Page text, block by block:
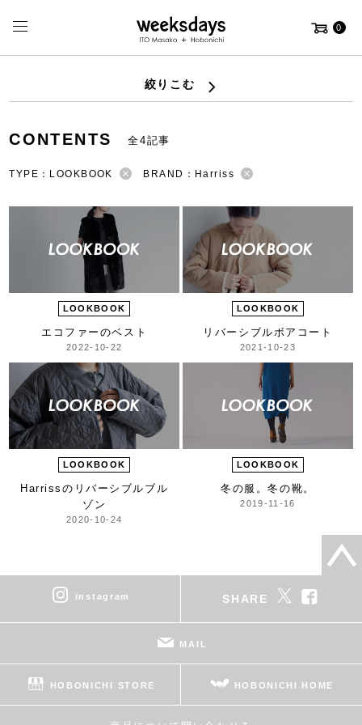
0
絞りこむ
CONTENTS 全4記事
TYPE：LOOKBOOK BRAND：Harriss
LOOKBOOK
エコファーのベスト
2022-10-22
LOOKBOOK
リバーシブルボアコート
2021-10-23
LOOKBOOK
Harrissのリバーシブルブル
ゾン
2020-10-24
LOOKBOOK
冬の服。冬の靴。
2019-11-16
instagram SHARE
MAIL
HOBONICHI STORE HOBONICHI HOME